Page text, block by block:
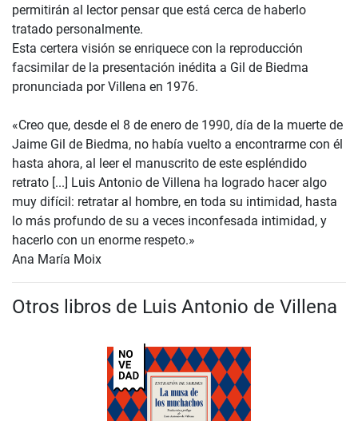
permitirán al lector pensar que está cerca de haberlo
tratado personalmente.
Esta certera visión se enriquece con la reproducción
facsimilar de la presentación inédita a Gil de Biedma
pronunciada por Villena en 1976.
«Creo que, desde el 8 de enero de 1990, día de la muerte de
Jaime Gil de Biedma, no había vuelto a encontrarme con él
hasta ahora, al leer el manuscrito de este espléndido
retrato [...] Luis Antonio de Villena ha logrado hacer algo
muy difícil: retratar al hombre, en toda su intimidad, hasta
lo más profundo de su a veces inconfesada intimidad, y
hacerlo con un enorme respeto.»
Ana María Moix
Otros libros de Luis Antonio de Villena